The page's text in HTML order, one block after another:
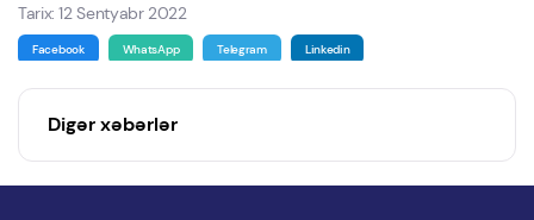
Tarix: 12 Sentyabr 2022
Facebook WhatsApp Telegram Linkedin
Digər xəbərlər